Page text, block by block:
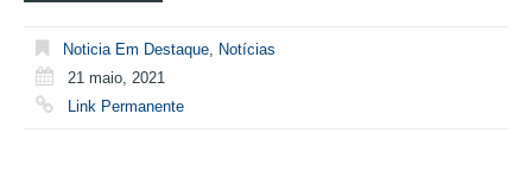
Noticia Em Destaque, Notícias
21 maio, 2021
Link Permanente